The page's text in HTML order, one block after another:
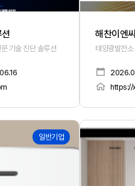
기술 진단 솔루션
해찬이엔씨
태양광발전
일반기업 167